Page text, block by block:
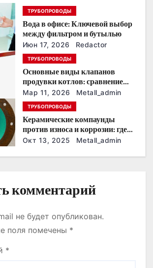
ТРУБОПРОВОДЫ
Вода в офисе: Ключевой выбор
между фильтром и бутылью
Июн 17, 2026 Redactor
ТРУБОПРОВОДЫ
Основные виды клапанов
продувки котлов: сравнение
устройств и характеристик
Мар 11, 2026 Metall_admin
ТРУБОПРОВОДЫ
Керамические компаунды
против износа и коррозии: где
они работают эффективнее
Окт 13, 2025 Metall_admin
комментарий
не будет опубликован.
поля помечены *
*